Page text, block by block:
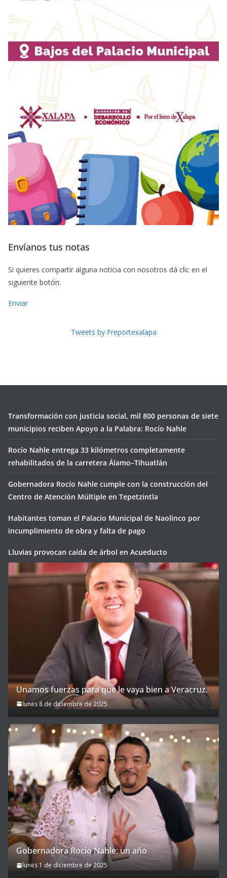
Envíanos tus notas
Si quieres compartir alguna noticia con nosotros dá clic en el
siguiente botón.
Enviar
Tweets by Freportexalapa
Transformación con justicia social, mil 800 personas de siete
municipios reciben Apoyo a la Palabra: Rocío Nahle
Rocío Nahle entrega 33 kilómetros completamente
rehabilitados de la carretera Álamo–Tihuatlán
Gobernadora Rocío Nahle cumple con la construcción del
Centro de Atención Múltiple en Tepetzintla
Habitantes toman el Palacio Municipal de Naolinco por
incumplimiento de obra y falta de pago
Lluvias provocan caída de árbol en Acueducto
Unamos fuerzas para que le vaya bien a Veracruz.
lunes 8 de diciembre de 2025
Gobernadora Rocío Nahle: un año
lunes 1 de diciembre de 2025